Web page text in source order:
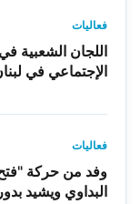
فعاليات
اللجان الشعبية
الإجتماعي في
فعاليات
وفد من حركة
البداوي ويشيد